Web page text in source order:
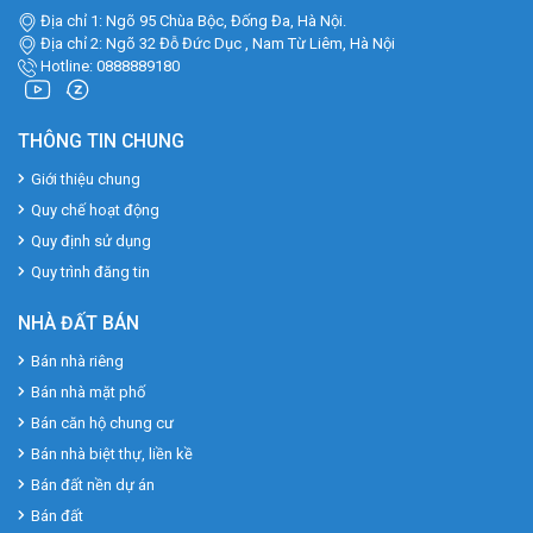
Địa chỉ 1: Ngõ 95 Chùa Bộc, Đống Đa, Hà Nội.
Địa chỉ 2: Ngõ 32 Đỗ Đức Dục , Nam Từ Liêm, Hà Nội
Hotline: 0888889180
THÔNG TIN CHUNG
Giới thiệu chung
Quy chế hoạt động
Quy định sử dụng
Quy trình đăng tin
NHÀ ĐẤT BÁN
Bán nhà riêng
Bán nhà mặt phố
Bán căn hộ chung cư
Bán nhà biệt thự, liền kề
Bán đất nền dự án
Bán đất